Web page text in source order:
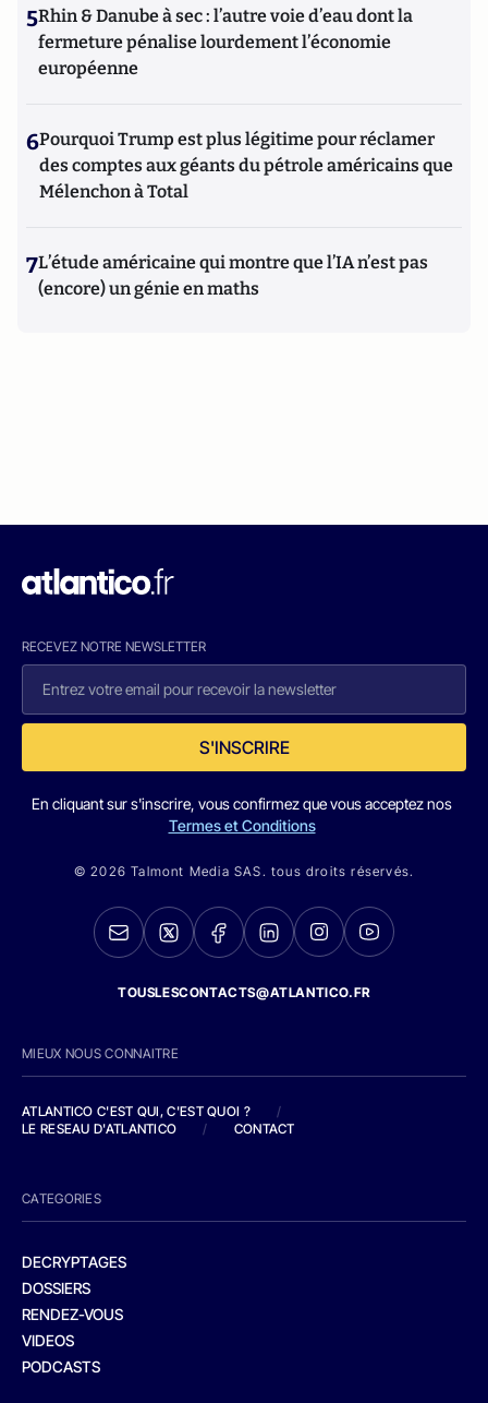
5Rhin & Danube à sec : l’autre voie d’eau dont la
fermeture pénalise lourdement l’économie
européenne
6Pourquoi Trump est plus légitime pour réclamer
des comptes aux géants du pétrole américains que
Mélenchon à Total
7L’étude américaine qui montre que l’IA n’est pas
(encore) un génie en maths
RECEVEZ NOTRE NEWSLETTER
S'INSCRIRE
En cliquant sur s'inscrire, vous confirmez que vous acceptez nos
Termes et Conditions
© 2026 Talmont Media SAS. tous droits réservés.
TOUSLESCONTACTS@ATLANTICO.FR
MIEUX NOUS CONNAITRE
ATLANTICO C'EST QUI, C'EST QUOI ?
/
LE RESEAU D'ATLANTICO
/ CONTACT
CATEGORIES
DECRYPTAGES
DOSSIERS
RENDEZ-VOUS
VIDEOS
PODCASTS